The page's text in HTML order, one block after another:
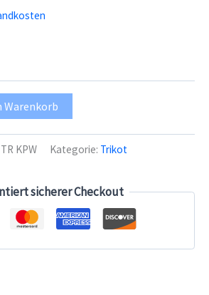
Warenkorb
KPW Kategorie: Trikot
sicherer Checkout